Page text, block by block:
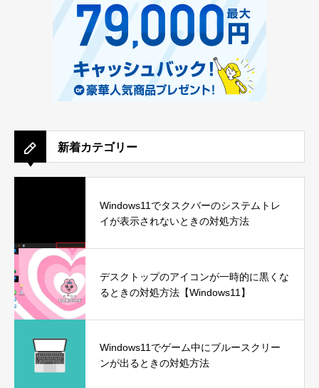
新着カテゴリー
Windows11でタスクバーのシステムトレ
イが表示されないときの対処方法
デスクトップのアイコンが一時的に黒くな
るときの対処方法【Windows11】
Windows11でゲーム中にブルースクリー
ンが出るときの対処方法